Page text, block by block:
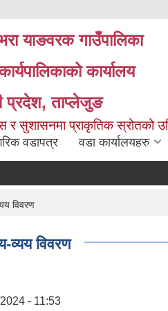
याङवरक गाउँपालिका
कार्यालय
प्रदेश, ताप्लेजुङ
र सुशासनमा प्राकृतिक स्रोतको
वडापत्र वडा कार्यालयहरु
विवरण
व्यय विवरण
- 11:53